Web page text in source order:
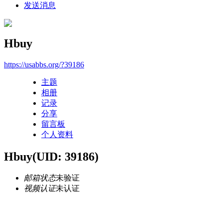
发送消息
Hbuy
https://usabbs.org/?39186
主题
相册
记录
分享
留言板
个人资料
Hbuy(UID: 39186)
邮箱状态未验证
视频认证未认证